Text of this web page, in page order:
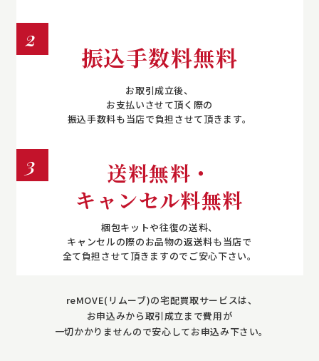
2
振込手数料無料
お取引成立後、
お支払いさせて頂く際の
振込手数料も当店で負担させて頂きます。
3
送料無料・
キャンセル料無料
梱包キットや往復の送料、
キャンセルの際のお品物の返送料も当店で
全て負担させて頂きますのでご安心下さい。
reMOVE(リムーブ)の宅配買取サービスは､
お申込みから取引成立まで費用が
一切かかりませんので安心してお申込み下さい｡